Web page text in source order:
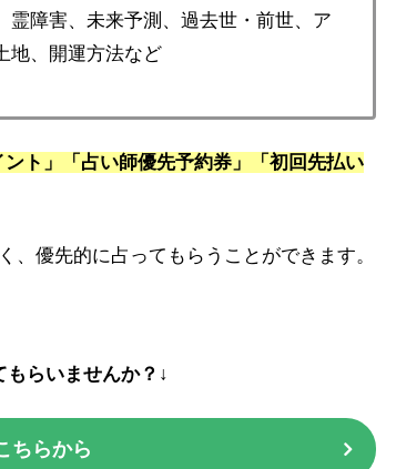
障害、未来予測、過去世・前世、ア
地、開運方法など
ト」「占い師優先予約券」「初回先払い
優先的に占ってもらうことができます。
らいませんか？↓
ちらから